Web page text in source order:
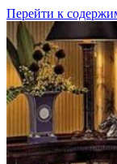
Перейти к